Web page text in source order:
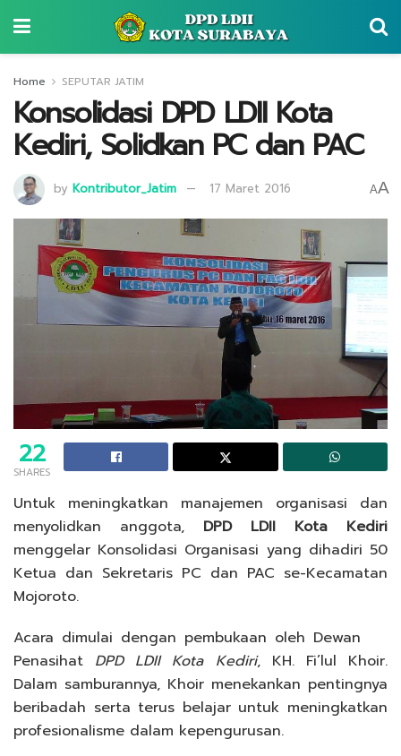
Home SEPUTAR JATIM
Konsolidasi DPD LDII Kota
Kediri, Solidkan PC dan PAC
by Kontributor_Jatim 17 Maret 2016 AA
22
SHARES
Untuk meningkatkan manajemen organisasi dan
menyolidkan anggota, DPD LDII Kota Kediri
menggelar Konsolidasi Organisasi yang dihadiri 50
Ketua dan Sekretaris PC dan PAC se-Kecamatan
Mojoroto.
Acara dimulai dengan pembukaan oleh Dewan
Penasihat DPD LDII Kota Kediri, KH. Fi’lul Khoir.
Dalam samburannya, Khoir menekankan pentingnya
beribadah serta terus belajar untuk meningkatkan
profesionalisme dalam kepengurusan.